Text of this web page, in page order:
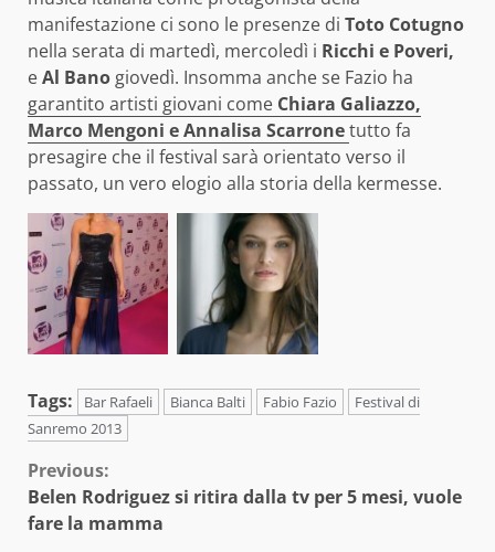
manifestazione ci sono le presenze di Toto Cotugno
nella serata di martedì, mercoledì i Ricchi e Poveri,
eAl Bano giovedì. Insomma anche se Fazio ha
garantito artisti giovani come Chiara Galiazzo,
Marco Mengoni e Annalisa Scarronetutto fa
presagire che il festival sarà orientato verso il
passato, un vero elogio alla storia della kermesse.
Tags: Bar Rafaeli Bianca Balti Fabio Fazio
Festival di
Sanremo 2013
Continue
Reading
Previous:
Belen Rodriguez si ritira dalla tv per 5 mesi, vuole
fare la mamma